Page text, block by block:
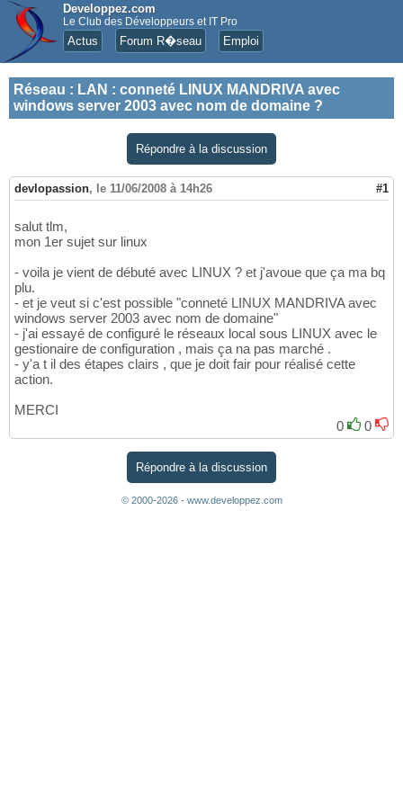
Developpez.com
Le Club des Développeurs et IT Pro
Actus Forum R�seau Emploi
Réseau : LAN : conneté LINUX MANDRIVA avec
windows server 2003 avec nom de domaine ?
Répondre à la discussion
devlopassion, le 11/06/2008 à 14h26 #1
salut tlm,
mon 1er sujet sur linux
- voila je vient de débuté avec LINUX ? et j'avoue que ça ma bq
plu.
- et je veut si c'est possible "conneté LINUX MANDRIVA avec
windows server 2003 avec nom de domaine"
- j'ai essayé de configuré le réseaux local sous LINUX avec le
gestionaire de configuration , mais ça na pas marché .
- y'a t il des étapes clairs , que je doit fair pour réalisé cette
action.
MERCI
0
0
Répondre à la discussion
© 2000-2026 - www.developpez.com